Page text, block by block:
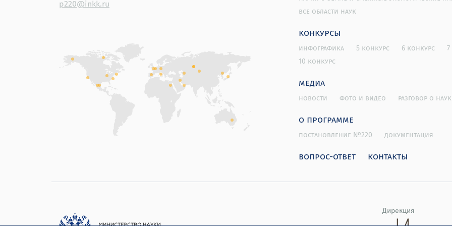
p220@inkk.ru
все области наук
конкурсы
инфографика 5 конкурс 6 конкурс
10 конкурс
медиа
новости фото и видео разговор о
о программе
постановление №220 документация
вопрос-ответ контакты
Дирекция